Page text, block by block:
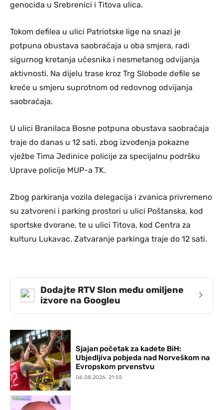
genocida u Srebrenici i Titova ulica.
Tokom defilea u ulici Patriotske lige na snazi je
potpuna obustava saobraćaja u oba smjera, radi
sigurnog kretanja učesnika i nesmetanog odvijanja
aktivnosti. Na dijelu trase kroz Trg Slobode defile se
kreće u smjeru suprotnom od redovnog odvijanja
saobraćaja.
U ulici Branilaca Bosne potpuna obustava saobraćaja
traje do danas u 12 sati, zbog izvođenja pokazne
vježbe Tima Jedinice policije za specijalnu podršku
Uprave policije MUP-a TK.
Zbog parkiranja vozila delegacija i zvanica privremeno
su zatvoreni i parking prostori u ulici Poštanska, kod
sportske dvorane, te u ulici Titova, kod Centra za
kulturu Lukavac. Zatvaranje parkinga traje do 12 sati.
Dodajte RTV Slon među omiljene
izvore na Googleu
›
Sjajan početak za kadete BiH:
Ubjedljiva pobjeda nad Norveškom na
Evropskom prvenstvu
06.08.2026. 21:55